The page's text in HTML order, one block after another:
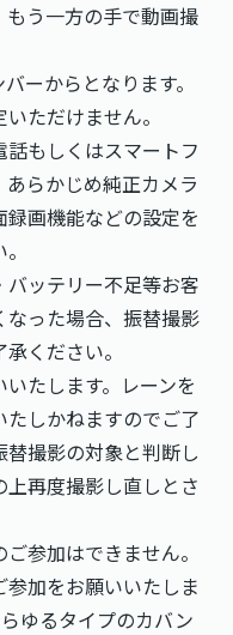
う一方の手で動画撮
ーからとなります。
ただけません。
もしくはスマートフ
らかじめ純正カメラ
画機能などの設定を
ッテリー不足等お客
った場合、振替撮影
ください。
たします。レーンを
しかねますのでご了
撮影の対象と判断し
再度撮影し直しとさ
参加はできません。
加をお願いいたしま
ゆるタイプのカバン